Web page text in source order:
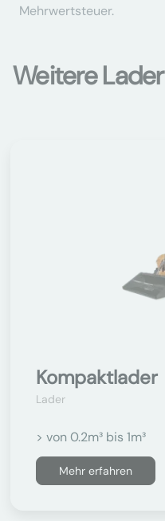
Mehrwertsteuer.
Weitere Lader
Kompaktlader
Lader
> von 0.2m³ bis 1m³
Mehr erfahren